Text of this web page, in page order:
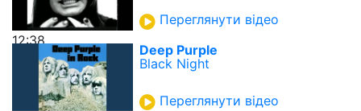
12:38
Переглянути відео
Deep Purple
Black Night
Переглянути відео